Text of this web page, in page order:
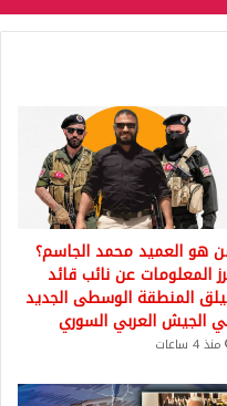
هو العميد محمد الجاسم؟
المعلومات عن نائب قائد
المنطقة الوسطى الجديد
الجيش العربي السوري
منذ 4 ساعات